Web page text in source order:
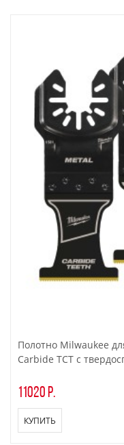
Полотно Milwaukee
Carbide TCT с
11020 р.
КУПИТЬ